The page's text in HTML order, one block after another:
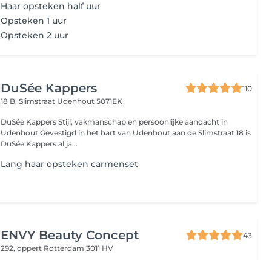
Haar opsteken half uur
Opsteken 1 uur
Opsteken 2 uur
DuSée Kappers
110
18 B, Slimstraat Udenhout 5071EK
DuSée Kappers Stijl, vakmanschap en persoonlijke aandacht in
Udenhout Gevestigd in het hart van Udenhout aan de Slimstraat 18 is
DuSée Kappers al ja...
Lang haar opsteken carmenset
ENVY Beauty Concept
43
292, oppert Rotterdam 3011 HV